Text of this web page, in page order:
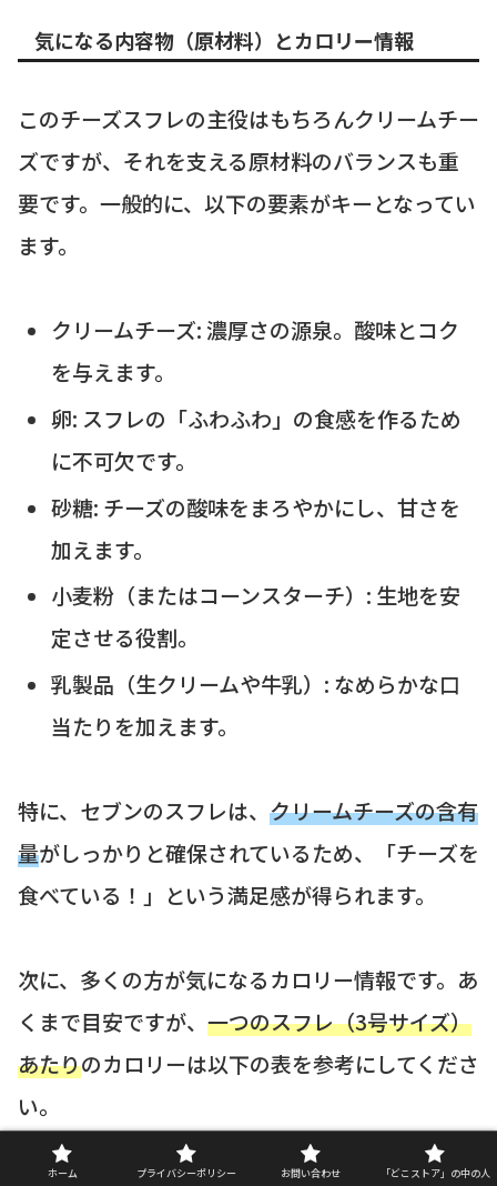
気になる内容物（原材料）とカロリー情報
このチーズスフレの主役はもちろんクリームチー
ズですが、それを支える原材料のバランスも重
要です。一般的に、以下の要素がキーとなってい
ます。
クリームチーズ: 濃厚さの源泉。酸味とコク
を与えます。
卵: スフレの「ふわふわ」の食感を作るため
に不可欠です。
砂糖: チーズの酸味をまろやかにし、甘さを
加えます。
小麦粉（またはコーンスターチ）: 生地を安
定させる役割。
乳製品（生クリームや牛乳）: なめらかな口
当たりを加えます。
特に、セブンのスフレは、 クリームチーズの含有
量がしっかりと確保されているため、「チーズを
食べている！」という満足感が得られます。
次に、多くの方が気になるカロリー情報です。あ
くまで目安ですが、 一つのスフレ（3号サイズ）
あたりのカロリーは以下の表を参考にしてくださ
い。
ホーム プライバシーポリシー お問い合わせ 「どこストア」の中の人